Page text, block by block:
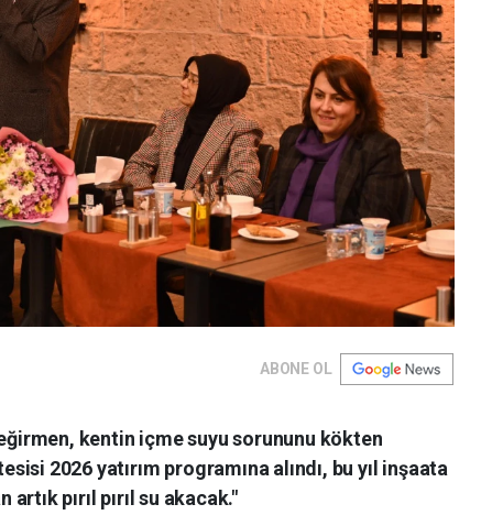
ABONE OL
kentin içme suyu sorununu kökten
2026 yatırım programına alındı, bu yıl inşaata
pırıl pırıl su akacak."